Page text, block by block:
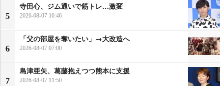
5
寺田心、ジム通いで筋トレ…激変
2026-08-07 10:46
6
「父の部屋を奪いたい」→大改造へ
2026-08-07 07:00
7
島津亜矢、葛藤抱えつつ熊本に支援
2026-08-07 11:50